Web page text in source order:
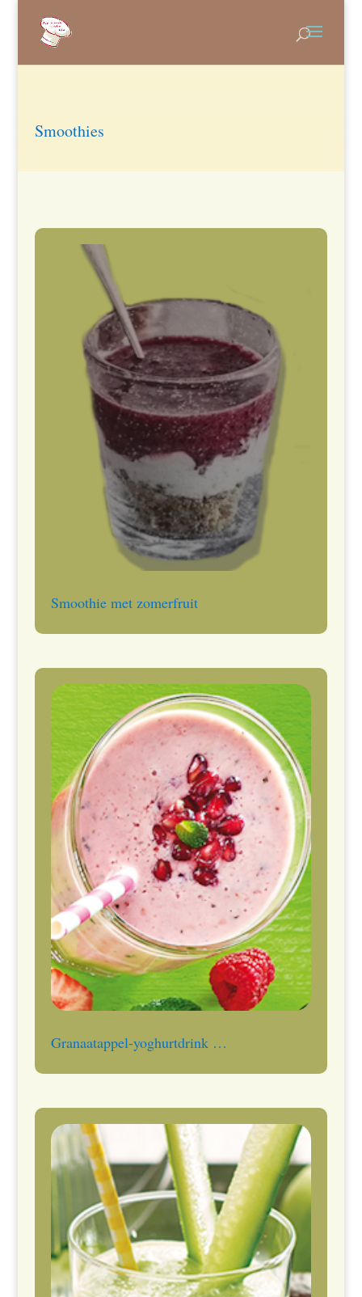
Smoothies
Smoothie met zomerfruit
Granaatappel-yoghurtdrink …